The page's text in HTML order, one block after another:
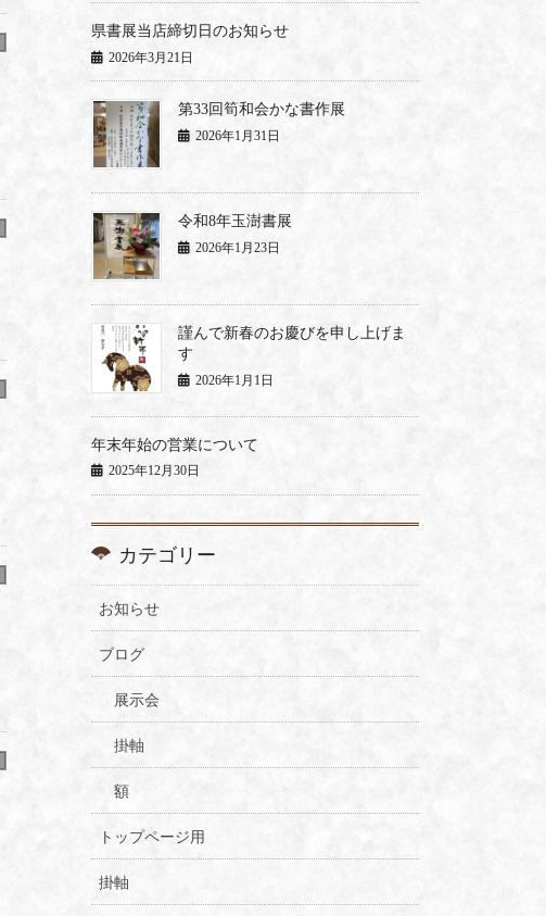
県書展当店締切日のお知らせ
2026年3月21日
第33回筍和会かな書作展
2026年1月31日
令和8年玉澍書展
2026年1月23日
謹んで新春のお慶びを申し上げま
す
2026年1月1日
年末年始の営業について
2025年12月30日
カテゴリー
お知らせ
ブログ
展示会
掛軸
額
トップページ用
掛軸